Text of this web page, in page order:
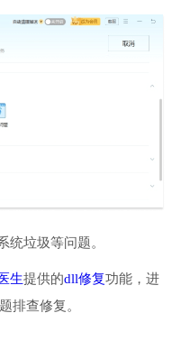
统垃圾等问题。
生提供的dll修复功能，进
排查修复。